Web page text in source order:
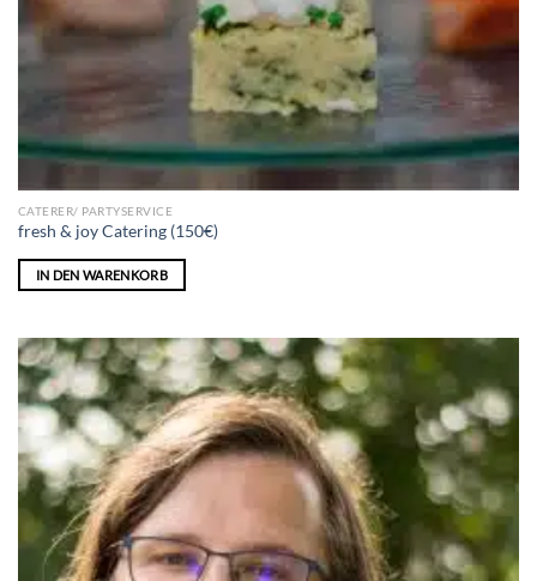
CATERER/ PARTYSERVICE
fresh & joy Catering (150€)
IN DEN WARENKORB